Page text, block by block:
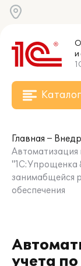
и
Каталог
Главная
Автоматизация
"1С:Упрощенка
занимабщейся
обеспечения
учета